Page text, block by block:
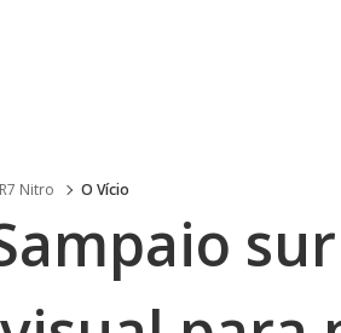
R7 Nitro O Vício